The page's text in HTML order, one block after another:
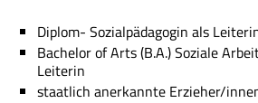
Diplom- Sozialpädagogin als
Bachelor of Arts (B.A.) Soziale
Leiterin
staatlich anerkannte Erzieher/